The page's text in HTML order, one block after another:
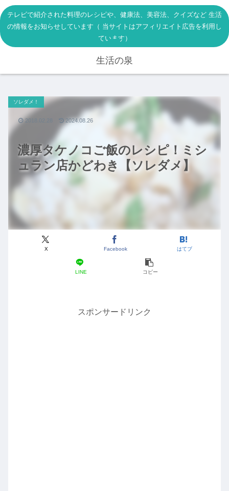
テレビで紹介された料理のレシピや、健康法、美容法、クイズなど 生活
の情報をお知らせしています（ 当サイトはアフィリエイト広告を利用し
ています）
生活の泉
濃厚タケノコご飯のレシピ！ミシ
ュラン店かどわき【ソレダメ】
ソレダメ！
X Facebook はてブ
LINE コピー
2018.02.28 2024.08.26
スポンサードリンク